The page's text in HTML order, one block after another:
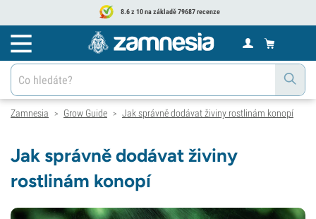
8.6 z 10 na základě 79687 recenze
Zamnesia > Grow Guide > Jak správně dodávat živiny rostlinám konopí
Jak správně dodávat živiny
rostlinám konopí